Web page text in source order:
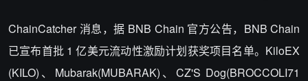
ChainCatcher 消息，据 BNB Chain 官方公告，BNB Chain
已宣布首批 1 亿美元流动性激励计划获奖项目名单。KiloEX
(KILO)、Mubarak(MUBARAK)、CZ'S Dog(BROCCOLI71